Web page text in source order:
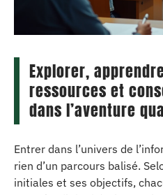
Explorer,
ressources et
dans l’aventure
Entrer dans l’univers de
rien d’un parcours balisé.
initiales et ses objectifs,